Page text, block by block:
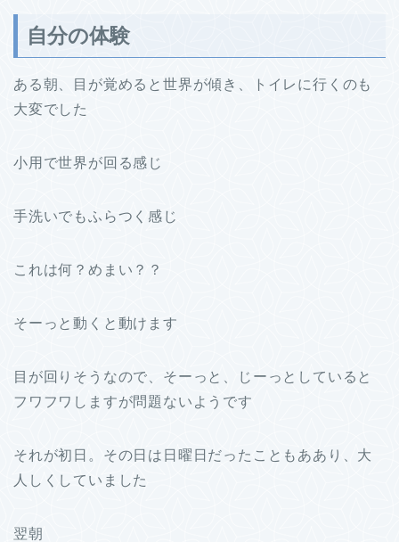
自分の体験
ある朝、目が覚めると世界が傾き、トイレに行くのも
大変でした
小用で世界が回る感じ
手洗いでもふらつく感じ
これは何？めまい？？
そーっと動くと動けます
目が回りそうなので、そーっと、じーっとしていると
フワフワしますが問題ないようです
それが初日。その日は日曜日だったこともああり、大
人しくしていました
翌朝